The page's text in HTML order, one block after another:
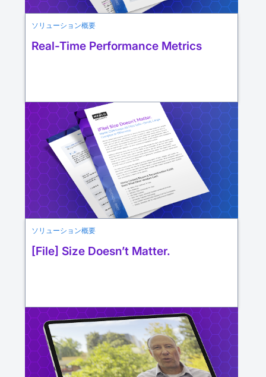
ソリューション概要
Real-Time Performance Metrics
ソリューション概要
[File] Size Doesn’t Matter.